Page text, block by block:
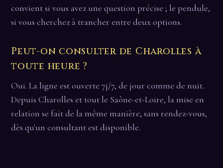
convient si vous avez une question précise ; le pendule,
si vous cherchez à trancher entre deux options.
Peut-on consulter de Charolles à
toute heure ?
Oui. La ligne est ouverte 7j/7, de jour comme de nuit.
Depuis Charolles et tout le Saône-et-Loire, la mise en
relation se fait de la même manière, sans rendez-vous,
dès qu'un consultant est disponible.